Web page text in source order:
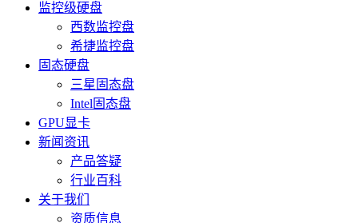
监控级硬盘
西数监控盘
希捷监控盘
固态硬盘
三星固态盘
Intel固态盘
GPU显卡
新闻资讯
产品答疑
行业百科
关于我们
资质信息